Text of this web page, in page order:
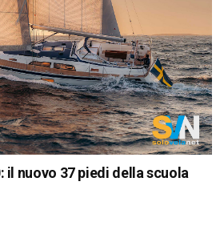
il nuovo 37 piedi della scuola